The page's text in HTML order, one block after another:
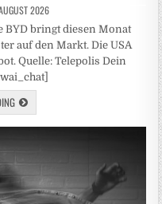
2026
BYD bringt diesen Monat
auf den Markt. Die USA
Quelle: Telepolis Dein